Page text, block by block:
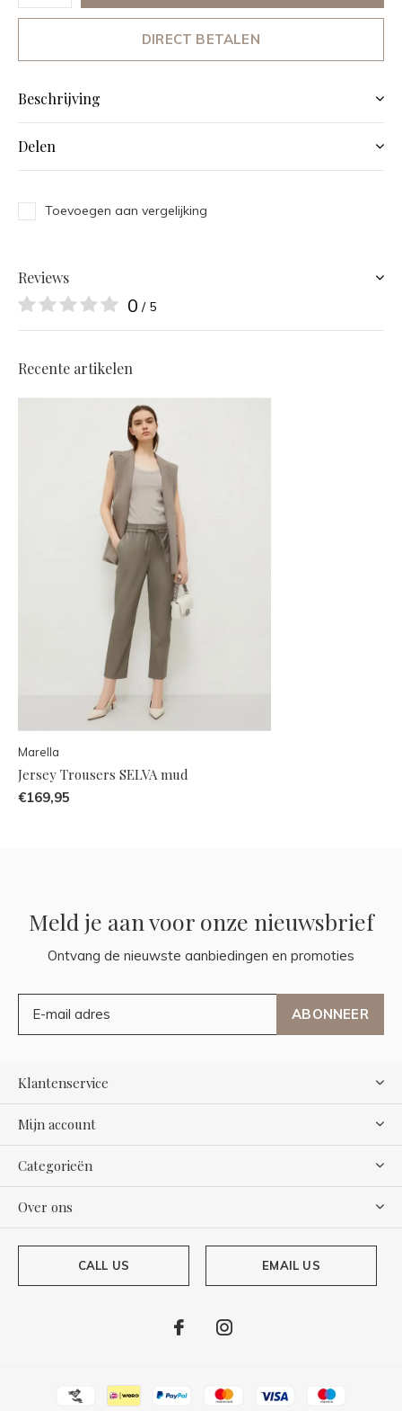
DIRECT BETALEN
Beschrijving
Delen
Toevoegen aan vergelijking
Reviews
0 / 5
Recente artikelen
Marella
Jersey Trousers SELVA mud
€169,95
Meld je aan voor onze nieuwsbrief
Ontvang de nieuwste aanbiedingen en promoties
ABONNEER
Klantenservice
Mijn account
Categorieën
Over ons
CALL US EMAIL US